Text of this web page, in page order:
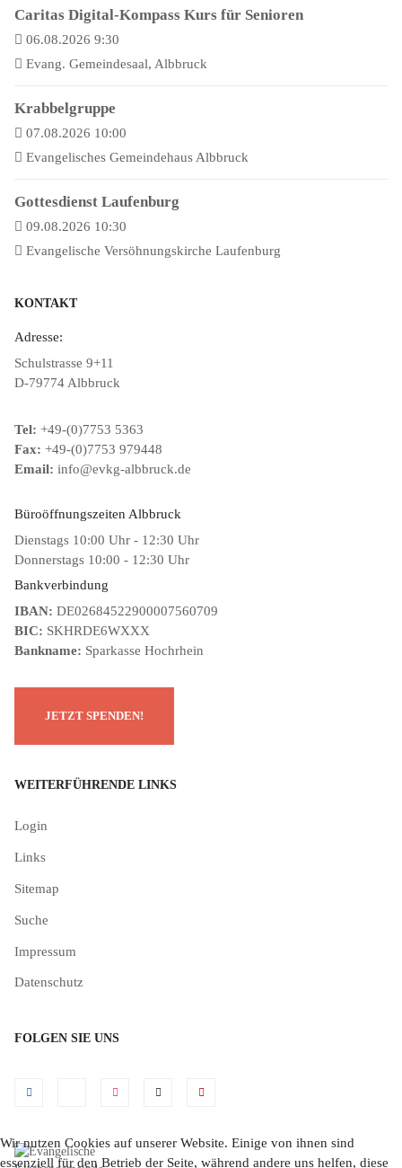
Caritas Digital-Kompass Kurs für Senioren
06.08.2026 9:30
Evang. Gemeindesaal, Albbruck
Krabbelgruppe
07.08.2026 10:00
Evangelisches Gemeindehaus Albbruck
Gottesdienst Laufenburg
09.08.2026 10:30
Evangelische Versöhnungskirche Laufenburg
KONTAKT
Adresse:
Schulstrasse 9+11
D-79774 Albbruck
Tel: +49-(0)7753 5363
Fax: +49-(0)7753 979448
Email: info@evkg-albbruck.de
Büroöffnungszeiten Albbruck
Dienstags 10:00 Uhr - 12:30 Uhr
Donnerstags 10:00 - 12:30 Uhr
Bankverbindung
IBAN: DE02684522900007560709
BIC: SKHRDE6WXXX
Bankname: Sparkasse Hochrhein
WEITERFÜHRENDE LINKS
Login
Links
Sitemap
Suche
Impressum
Datenschutz
FOLGEN SIE UNS
Wir nutzen Cookies auf unserer Website. Einige von ihnen sind
essenziell für den Betrieb der Seite, während andere uns helfen, diese